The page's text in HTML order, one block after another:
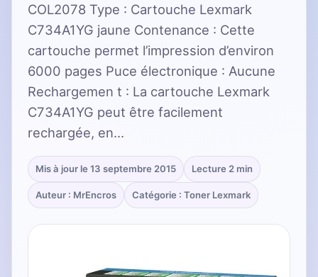
COL2078 Type : Cartouche Lexmark
C734A1YG jaune Contenance : Cette
cartouche permet l’impression d’environ
6000 pages Puce électronique : Aucune
Rechargemen t : La cartouche Lexmark
C734A1YG peut être facilement
rechargée, en…
Mis à jour le 13 septembre 2015 Lecture 2 min
Auteur : MrEncros Catégorie : Toner Lexmark